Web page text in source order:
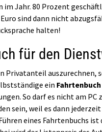
im Jahr. 80 Prozent
sind dann nicht
halten!
für den
Privatanteil auszurechnen,
ein Fahrtenbuch
So darf es nicht am PC
sein, weil es dann
eines Fahrtenbuchs